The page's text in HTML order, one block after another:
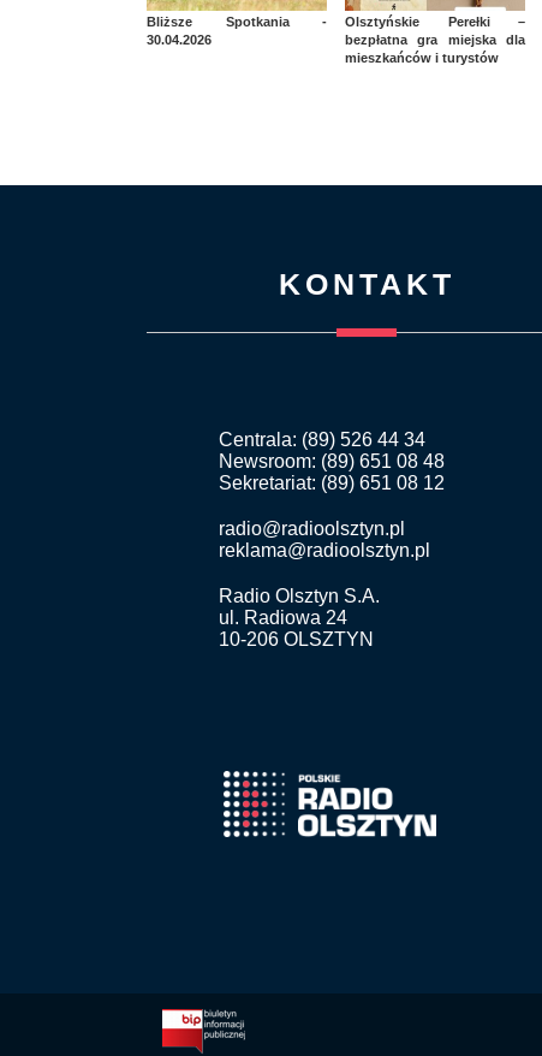
Bliższe Spotkania -
30.04.2026
Olsztyńskie Perełki –
bezpłatna gra miejska dla
mieszkańców i turystów
KONTAKT
Centrala: (89) 526 44 34
Newsroom: (89) 651 08 48
Sekretariat: (89) 651 08 12
radio@radioolsztyn.pl
reklama@radioolsztyn.pl
Radio Olsztyn S.A.
ul. Radiowa 24
10-206 OLSZTYN